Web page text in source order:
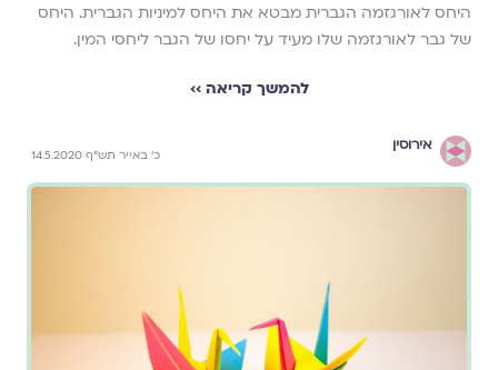
היחס לאורגזמה הגברית מבטא את היחס למיניות הגברית. היחס
של גבר לאורגזמה שלו מעיד על יחסו של הגבר ליחסי המין.
להמשך קריאה ››
אירוסין
כ' באייר תש"ף 14.5.2020